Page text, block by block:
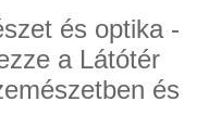
és optika -
a Látótér
és